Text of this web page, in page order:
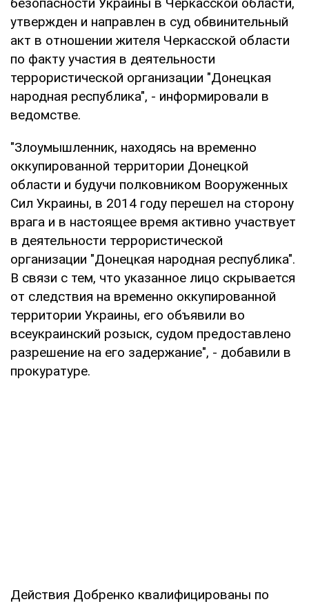
утвержден и направлен в суд обвинительный
акт в отношении жителя Черкасской области
по факту участия в деятельности
террористической организации "Донецкая
народная республика", - информировали в
ведомстве.
"Злоумышленник, находясь на временно
оккупированной территории Донецкой
области и будучи полковником Вооруженных
Сил Украины, в 2014 году перешел на сторону
врага и в настоящее время активно участвует
в деятельности террористической
организации "Донецкая народная республика".
В связи с тем, что указанное лицо скрывается
от следствия на временно оккупированной
территории Украины, его объявили во
всеукраинский розыск, судом предоставлено
разрешение на его задержание", - добавили в
прокуратуре.
Действия Добренко квалифицированы по